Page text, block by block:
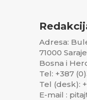
Adresa:
71000
Bosna i
Tel: +387
Tel (desk):
E-mail :